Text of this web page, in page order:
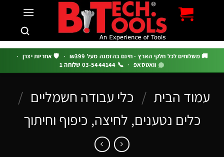
משלוחים לכל חלקי הארץ · חינם בהזמנה מעל ₪399 · 🛡️ אחריות יצרן ·
וואטסאפ · 📞 03-5444144 שלוחה 1
הבית / כלי עבודה חשמליים /
כלים נטענים, לחיצה, כיפוף וחיתוך